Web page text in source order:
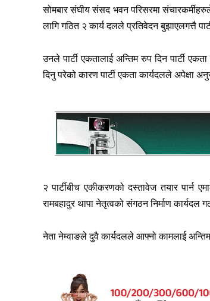
सोमबार संघीय संसद भवन परिसरमा
लागि गठित २ कार्य दलले प्रतिवेदन बुझाएलगत्तै
उनले पार्टी एकतालाई अन्तिम रुप दिन पार्टी
दिनु परेको कारण पार्टी एकता कार्यदलले अपेक्षा
२ पार्टीबीच एकीकरणको दस्तावेज तयार पार्न
रामबहादुर थापा नेतृत्वको संगठन निर्माण कार्यदल
नेता नेम्वाङले दुवै कार्यदलले आफ्नो कामलाई